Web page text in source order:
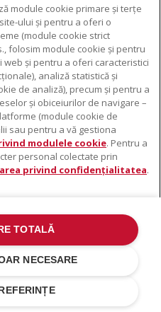
și designul mixerului cu
în SUA. și în altă parte .
.Modulele cookie.Alte țări
module cookie primare și terțe
ului și pentru a oferi o
(module cookie strict
folosim module cookie și pentru
și pentru a oferi caracteristici
analiză statistică și
de analiză), precum și pentru a
și obiceiurilor de navigare –
(module cookie de
sau pentru a vă gestiona
modulele cookie. Pentru a
personal colectate prin
privind confidențialitatea.
NECESARE
TOTALĂ